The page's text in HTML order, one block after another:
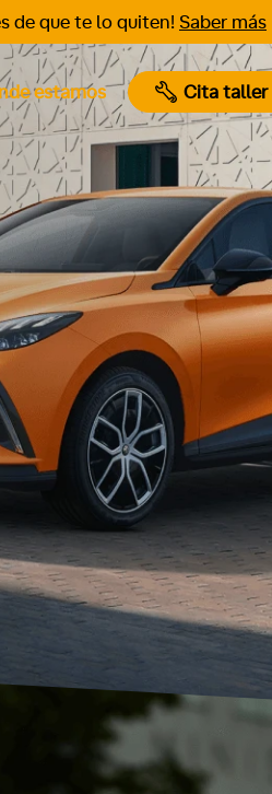
de que te lo quiten! Saber más
estamos Cita taller